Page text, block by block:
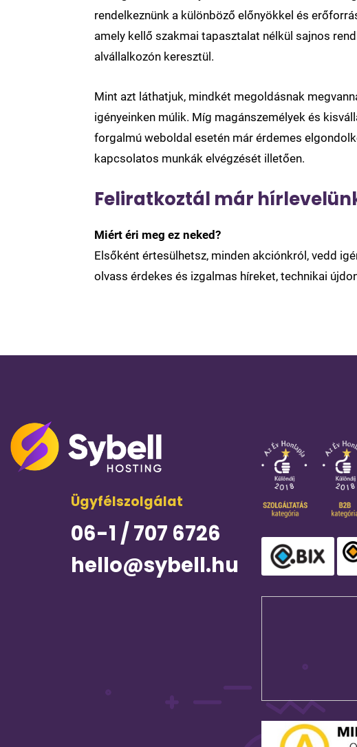
rendelkeznünk a különböző előnyökkel és
amely kellő szakmai tapasztalat nélkül sajnos
alvállalkozón keresztül.
Mint azt láthatjuk, mindkét megoldásnak
igényeinken múlik. Míg magánszemélyek és
forgalmú weboldal esetén már érdemes
kapcsolatos munkák elvégzését illetően.
Feliratkoztál már
Miért éri meg ez neked?
Elsőként értesülhetsz, minden akciónkról, vedd
olvass érdekes és izgalmas híreket, technikai
Ügyfélszolgálat
06-1 / 707 6726
hello@sybell.hu